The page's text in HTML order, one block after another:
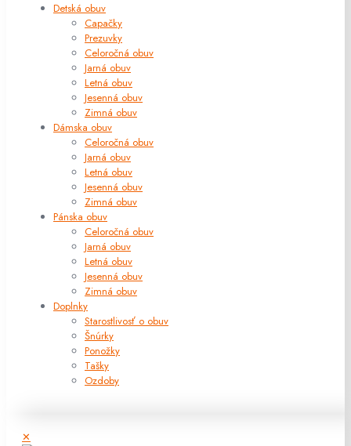
Detská obuv
Capačky
Prezuvky
Celoročná obuv
Jarná obuv
Letná obuv
Jesenná obuv
Zimná obuv
Dámska obuv
Celoročná obuv
Jarná obuv
Letná obuv
Jesenná obuv
Zimná obuv
Pánska obuv
Celoročná obuv
Jarná obuv
Letná obuv
Jesenná obuv
Zimná obuv
Doplnky
Starostlivosť o obuv
Šnúrky
Ponožky
Tašky
Ozdoby
✕